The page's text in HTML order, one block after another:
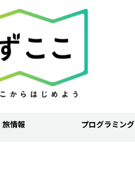
旅情報 プログラミング